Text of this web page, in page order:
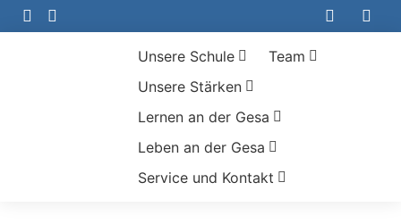
Unsere Schule
Team
Unsere Stärken
Lernen an der Gesa
Leben an der Gesa
Service und Kontakt